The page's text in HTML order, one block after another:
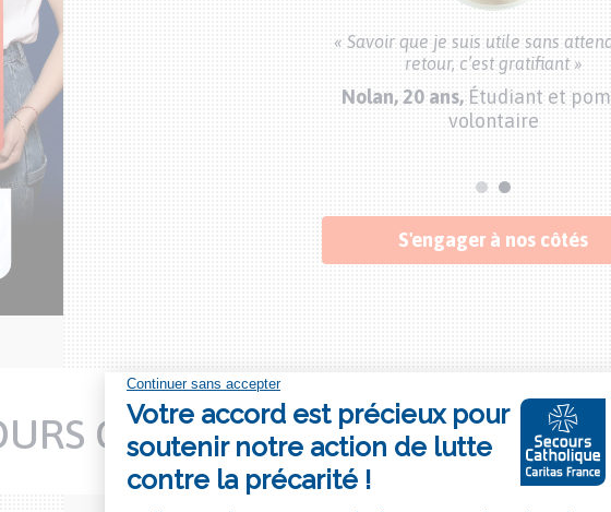
J’ai l’impression d’être au bon endroit au
bon moment. La vie c’est être dans
avec l’autre, et ça n’est pas parce
je suis retraitée que je suis en retraite
Fabienne,
« Savoir que je suis utile sans
retour, c’est gratifiant »
Nolan, 20 ans,Étudiant et
volontaire
BoutonS'engager à nos côtés
CATHOLIQUE PRÈS DE